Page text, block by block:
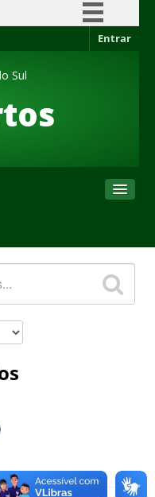
à informação
Canais
Entrar
Sul